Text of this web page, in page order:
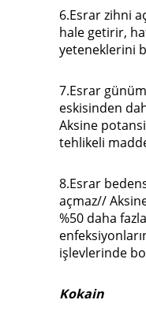
6.Esrar zihni
hale getirir,
yeteneklerini
7.Esrar
eskisinden
Aksine
tehlikeli
8.Esrar
açmaz//
%50 daha
işlevlerinde
Kokain